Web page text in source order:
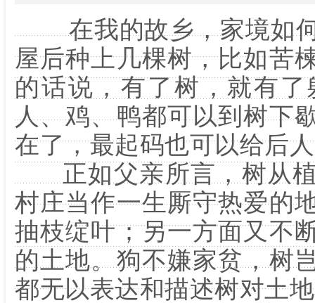
在我的故乡，家境如何
屋后种上几棵树，比如苦
的话说，有了树，就有
人、鸡、鸭都可以到树下
在了，最起码也可以给后
正如父亲所言，树从植
村庄当作一生厮守热爱的
抽枝绽叶；另一方面又不
的土地。狗不嫌家贫，树
都无以表达和描述树对土